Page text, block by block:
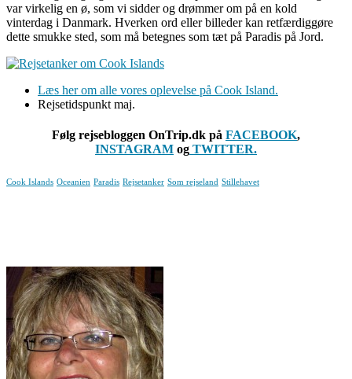
var virkelig en ø, som vi sidder og drømmer om på en kold
vinterdag i Danmark. Hverken ord eller billeder kan retfærdiggøre
dette smukke sted, som må betegnes som tæt på Paradis på Jord.
Læs her om alle vores oplevelse på Cook Island.
Rejsetidspunkt maj.
Følg rejsebloggen OnTrip.dk på FACEBOOK,
INSTAGRAM og TWITTER.
Cook Islands Oceanien Paradis Rejsetanker Som rejseland Stillehavet